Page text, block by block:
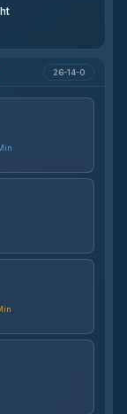
26-14-0